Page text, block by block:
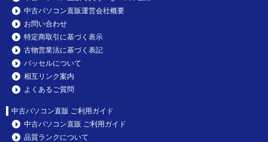
中古パソコン直販運営会社概要
お問い合わせ
特定商取引に基づく表示
古物営業法に基づく表記
パッセルについて
相互リンク案内
よくあるご質問
中古パソコン直販 ご利用ガイド
中古パソコン直販 ご利用ガイド
品質ランクについて